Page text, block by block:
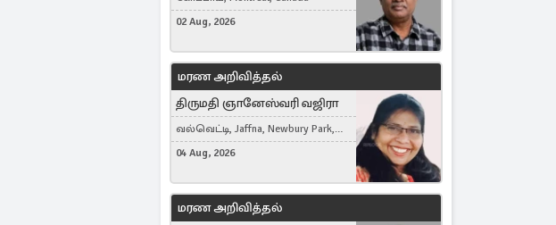
02 Aug, 2026
மரண அறிவித்தல்
திருமதி ஞானேஸ்வரி வஜிரா
வல்வெட்டி, Jaffna, Newbury Park,
United Kingdom
04 Aug, 2026
மரண அறிவித்தல்